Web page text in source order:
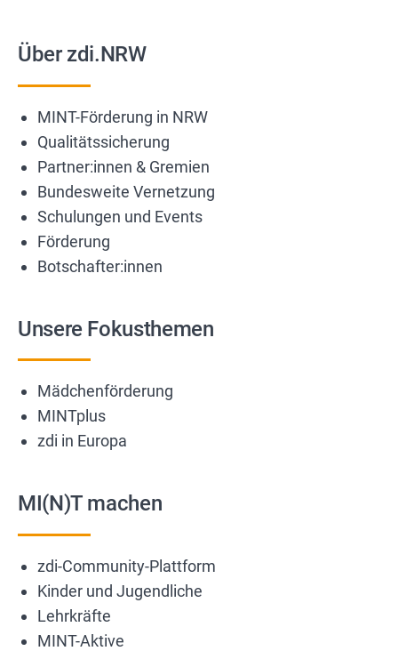
Über zdi.NRW
MINT-Förderung in NRW
Qualitätssicherung
Partner:innen & Gremien
Bundesweite Vernetzung
Schulungen und Events
Förderung
Botschafter:innen
Unsere Fokusthemen
Mädchenförderung
MINTplus
zdi in Europa
MI(N)T machen
zdi-Community-Plattform
Kinder und Jugendliche
Lehrkräfte
MINT-Aktive